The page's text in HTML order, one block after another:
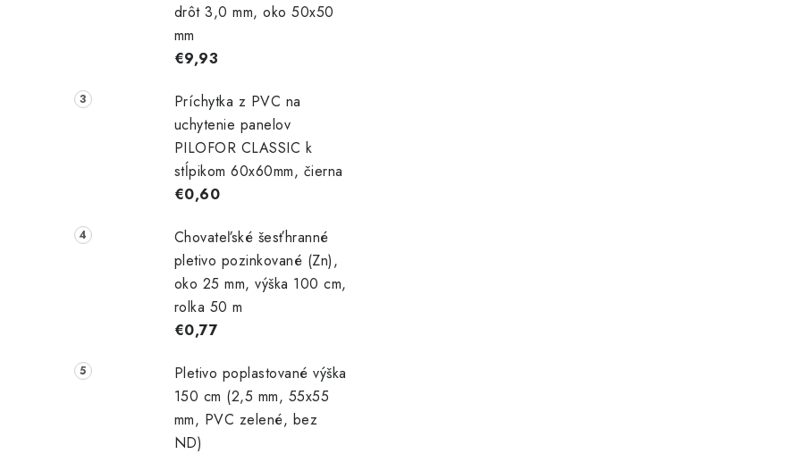
drôt 3,0 mm, oko 50x50
mm
€9,93
Príchytka z PVC na
uchytenie panelov
PILOFOR CLASSIC k
stĺpikom 60x60mm, čierna
€0,60
Chovateľské šesťhranné
pletivo pozinkované (Zn),
oko 25 mm, výška 100 cm,
rolka 50 m
€0,77
Pletivo poplastované výška
150 cm (2,5 mm, 55x55
mm, PVC zelené, bez
ND)